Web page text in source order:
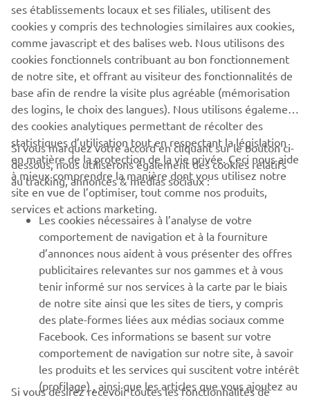
XSR125 PRODUCTION MODEL
CORPORATE
BUSINESS
PLUS YAMAHA
SUPPORT
NEWSLETTER
Découvrez en exclusivité les dernières offres, les événements
spéciaux, les nouveautés et bien plus encore
ses établissements locaux et ses filiales, utilisent des
cookies y compris des technologies similaires aux cookies,
comme javascript et des balises web. Nous utilisons des
cookies fonctionnels contribuant au bon fonctionnement
de notre site, et offrant au visiteur des fonctionnalités de
base afin de rendre la visite plus agréable (mémorisation
des logins, le choix des langues). Nous utilisons également
des cookies analytiques permettant de récolter des
statistiques d’utilisation tout en respectant la législation
en matière de la protection de la vie privée. Ceci nous aide
à mieux comprendre la manière dont vous utilisez notre
site en vue de l’optimiser, tout comme nos produits,
services et actions marketing.
Si vous marquez votre accord en cliquant sur le bouton ci-
dessous, nous utiliserons également des cookies relatifs
au tracking, annonces & médias sociaux :
Les cookies nécessaires à l’analyse de votre
comportement de navigation et à la fourniture
d’annonces nous aident à vous présenter des offres
publicitaires relevantes sur nos gammes et à vous
tenir informé sur nos services à la carte par le biais
de notre site ainsi que les sites de tiers, y compris
des plate-formes liées aux médias sociaux comme
Facebook. Ces informations se basent sur votre
comportement de navigation sur notre site, à savoir
les produits et les services qui suscitent votre intérêt
(profilage) , ainsi que les articles que vous ajoutez au
Si vous désirez recevoir toutes les fonctionnalités de